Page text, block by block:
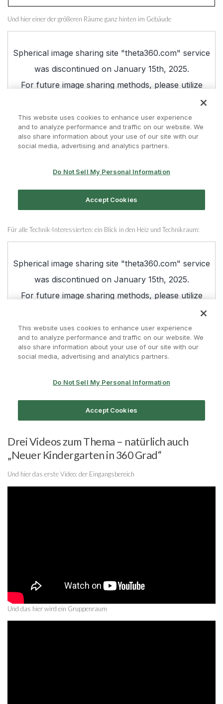
Und hier einer der größeren Räume ganz hinten im Gebäude
Für alle Technik-Interessierten: ein Blick in den Heiz und Technikraum:
Drei Videos zum Thema – natürlich auch
„Neuer Kindergarten in 360 Grad“
Und hier das erste Video: der Eingangsbereich
Und das hier wird ein Gruppenraum